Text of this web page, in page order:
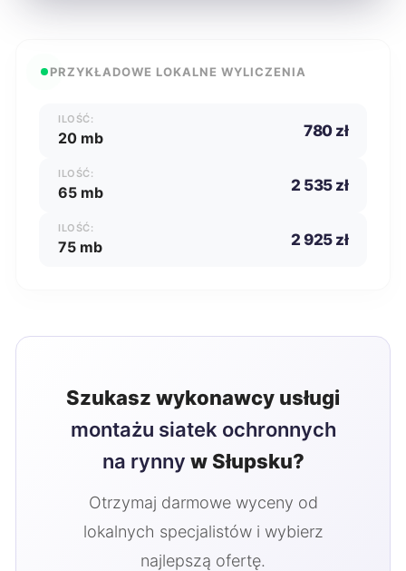
PRZYKŁADOWE LOKALNE WYLICZENIA
ILOŚĆ:
20 mb 780 zł
ILOŚĆ:
65 mb 2 535 zł
ILOŚĆ:
75 mb 2 925 zł
Szukasz wykonawcy usługi
montażu siatek ochronnych
na rynny w Słupsku?
Otrzymaj darmowe wyceny od
lokalnych specjalistów i wybierz
najlepszą ofertę.